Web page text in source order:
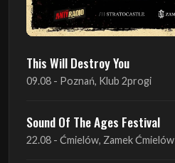
This Will Destroy You
09.08 - Poznań, Klub 2progi
Sound Of The Ages Festival
22.08 - Ćmielów, Zamek Ćmielów